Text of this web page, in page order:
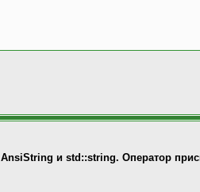
AnsiString и std::string. Оператор